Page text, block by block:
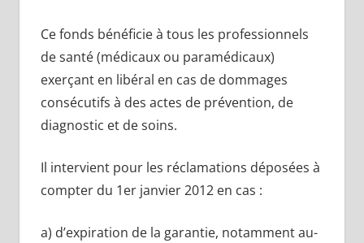
Ce fonds bénéficie à tous les professionnels
de santé (médicaux ou paramédicaux)
exerçant en libéral en cas de dommages
consécutifs à des actes de prévention, de
diagnostic et de soins.
Il intervient pour les réclamations déposées à
compter du 1er janvier 2012 en cas :
a) d’expiration de la garantie, notamment au-